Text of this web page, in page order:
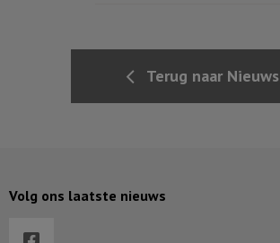
Terug naar Nieuws
Volg ons laatste nieuws